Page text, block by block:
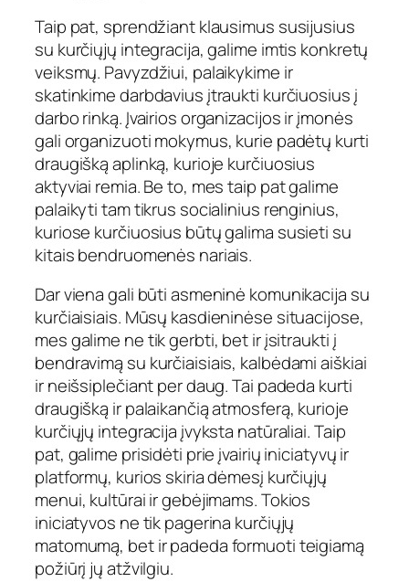
Taip pat, sprendžiant klausimus susijusius
su kurčiųjų integracija, galime imtis konkretų
veiksmų. Pavyzdžiui, palaikykime ir
skatinkime darbdavius įtraukti kurčiuosius į
darbo rinką. Įvairios organizacijos ir įmonės
gali organizuoti mokymus, kurie padėtų kurti
draugišką aplinką, kurioje kurčiuosius
aktyviai remia. Be to, mes taip pat galime
palaikyti tam tikrus socialinius renginius,
kuriose kurčiuosius būtų galima susieti su
kitais bendruomenės nariais.
Dar viena gali būti asmeninė komunikacija su
kurčiaisiais. Mūsų kasdieninėse situacijose,
mes galime ne tik gerbti, bet ir įsitraukti į
bendravimą su kurčiaisiais, kalbėdami aiškiai
ir neišsiplečiant per daug. Tai padeda kurti
draugišką ir palaikančią atmosferą, kurioje
kurčiųjų integracija įvyksta natūraliai. Taip
pat, galime prisidėti prie įvairių iniciatyvų ir
platformų, kurios skiria dėmesį kurčiųjų
menui, kultūrai ir gebėjimams. Tokios
iniciatyvos ne tik pagerina kurčiųjų
matomumą, bet ir padeda formuoti teigiamą
požiūrį jų atžvilgiu.